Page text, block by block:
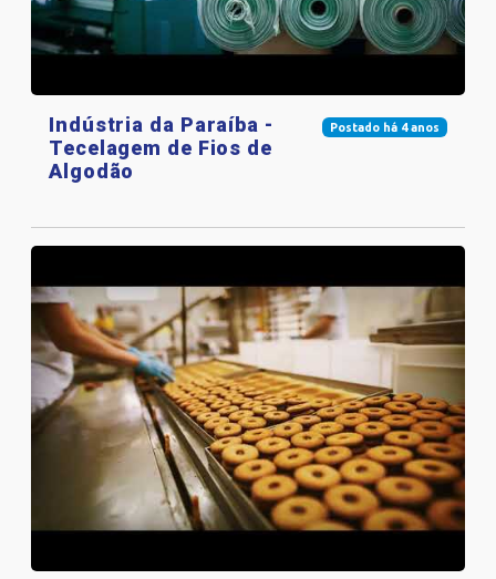
Postado há 4 anos
Indústria da Paraíba -
Tecelagem de Fios de
Algodão